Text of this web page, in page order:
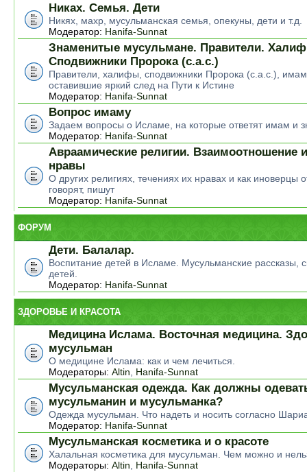
Никах. Семья. Дети
Никях, махр, мусульманская семья, опекуны, дети и т.д.
Модератор: Hanifa-Sunnat
Знаменитые мусульмане. Правители.
Сподвижники Пророка (с.а.с.)
Правители, халифы, сподвижники Пророка (с.а.с.),
оставившие яркий след на Пути к Истине
Модератор: Hanifa-Sunnat
Вопрос имаму
Задаем вопросы о Исламе, на которые ответят имам и
Модератор: Hanifa-Sunnat
Авраамические религии. Взаимоотношение
нравы
О других религиях, течениях их нравах и как иноверцы
говорят, пишут
Модератор: Hanifa-Sunnat
ФОРУМ
Дети. Балалар.
Воспитание детей в Исламе. Мусульманские рассказы,
детей.
Модератор: Hanifa-Sunnat
ЗДОРОВЬЕ И КРАСОТА
Медицина Ислама. Восточная медицина.
мусульман
О медицине Ислама: как и чем лечиться.
Модераторы: Altin Hanifa-Sunnat
Мусульманская одежда. Как должны
мусульманин и мусульманка?
Одежда мусульман. Что надеть и носить согласно
Модератор: Hanifa-Sunnat
Мусульманская косметика и о красоте
Халальная косметика для мусульман. Чем можно и
Модераторы: Altin Hanifa-Sunnat